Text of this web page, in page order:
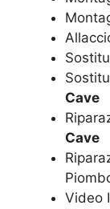
Cave
Cave
Video